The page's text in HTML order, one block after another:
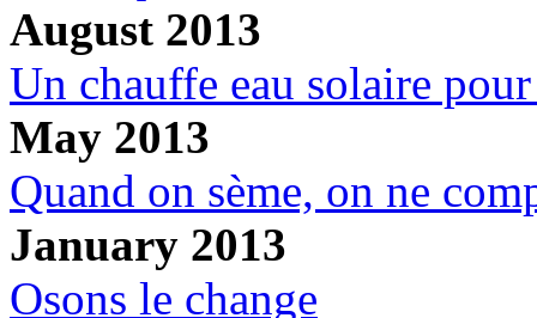
August 2013
Un chauffe eau solaire
May 2013
Quand on sème, on ne
January 2013
Osons le change